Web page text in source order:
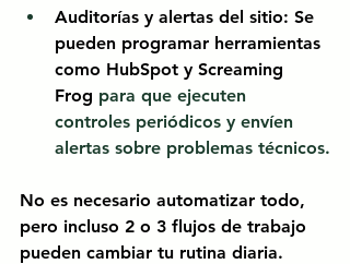
Auditorías y alertas del sitio: Se
pueden programar herramientas
como HubSpot y Screaming
Frog para que ejecuten
controles periódicos y envíen
alertas sobre problemas técnicos.
No es necesario automatizar todo,
pero incluso 2 o 3 flujos de trabajo
pueden cambiar tu rutina diaria.